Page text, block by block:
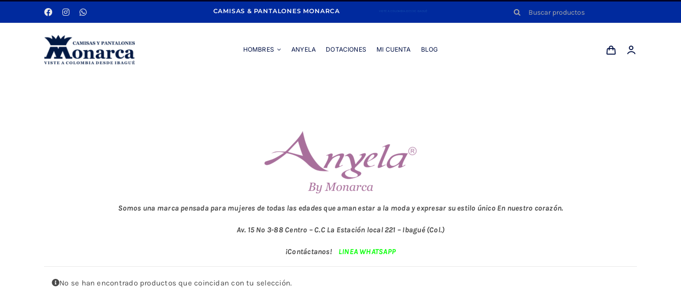
al
CAMISAS & PANTALONES MONARCA Buscar:
HOMBRES ANYELA DOTACIONES MI CUENTA BLOG
Somos una marca pensada para mujeres de todas las edades que aman estar a la moda y expresar su estilo único En nuestro corazón.
Av. 15 No 3-88 Centro – C.C La Estación local 221 – Ibagué (Col.)
¡Contáctanos! LINEA WHATSAPP
No se han encontrado productos que coincidan con tu selección.